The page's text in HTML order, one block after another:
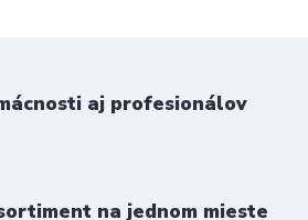
aj profesionálov
na jednom mieste